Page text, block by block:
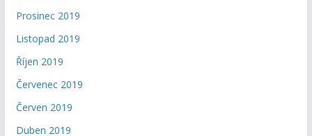
Prosinec 2019
Listopad 2019
Říjen 2019
Červenec 2019
Červen 2019
Duben 2019